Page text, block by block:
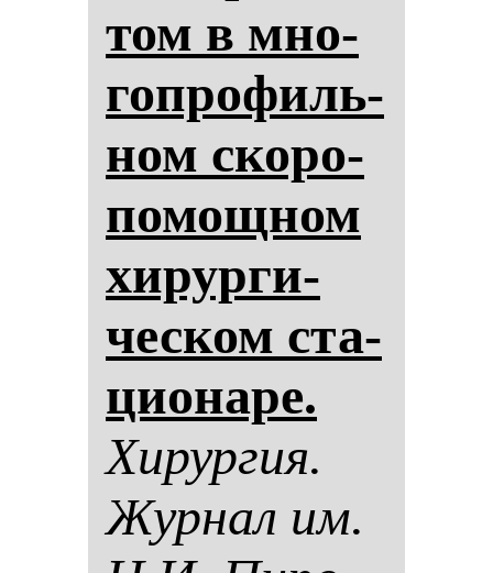
том в мно­
гоп­ро­филь­
ном ско­ро­
по­мощ­ном
хи­рур­ги­
чес­ком ста­
ци­она­ре.
Хи­рур­гия.
Жур­нал им.